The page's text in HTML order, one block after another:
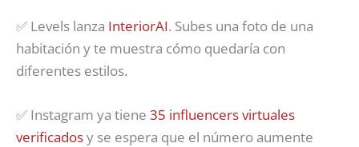
✅ Levels lanza InteriorAI. Subes una foto de una
habitación y te muestra cómo quedaría con
diferentes estilos.
✅ Instagram ya tiene 35 influencers virtuales
verificadosy se espera que el número aumente